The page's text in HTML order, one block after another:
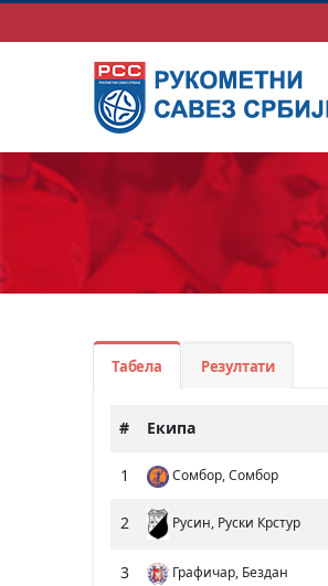
Табела Резултати
# Екипа
1 Сомбор, Сомбор
2 Русин, Руски Крстур
3 Графичар, Бездан